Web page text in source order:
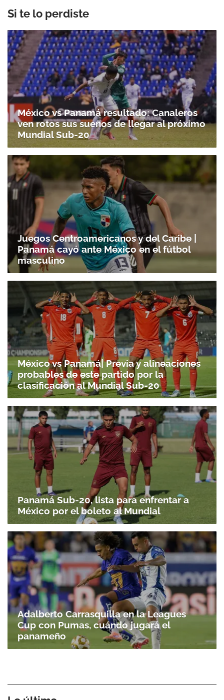
Si te lo perdiste
México vs Panamá resultado: Canaleros
ven rotos sus sueños de llegar al próximo
Mundial Sub-20
Juegos Centroamericanos y del Caribe |
Panamá cayó ante México en el fútbol
masculino
México vs Panamá| Previa y alineaciones
probables de este partido por la
clasificación al Mundial Sub-20
Panamá Sub-20, lista para enfrentar a
México por el boleto al Mundial
Adalberto Carrasquilla en la Leagues
Cup con Pumas, cuándo jugará el
panameño